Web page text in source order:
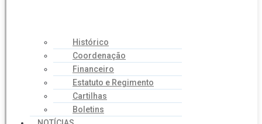
Histórico
Coordenação
Financeiro
Estatuto e Regimento
Cartilhas
Boletins